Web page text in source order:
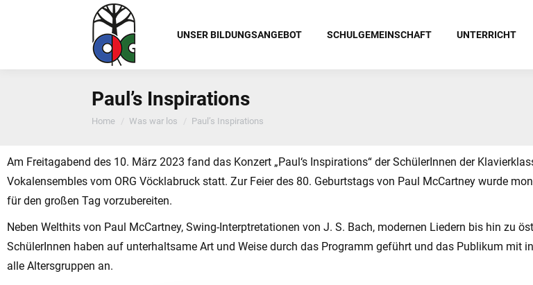
UNSER BILDUNGSANGEBOT SCHULGEMEINSCHAFT UNTERRICHT
Paul’s Inspirations
You are here:
Home Was war los Paul’s Inspirations
Am Freitagabend des 10. März 2023 fand das Konzert „Paul‘s Inspirations“ der SchülerInnen der
Vokalensembles vom ORG Vöcklabruck statt. Zur Feier des 80. Geburtstags von Paul McCartney wurde
für den großen Tag vorzubereiten.
Neben Welthits von Paul McCartney, Swing-Interptretationen von J. S. Bach, modernen Liedern bis hin zu
SchülerInnen haben auf unterhaltsame Art und Weise durch das Programm geführt und das Publikum mit
alle Altersgruppen an.